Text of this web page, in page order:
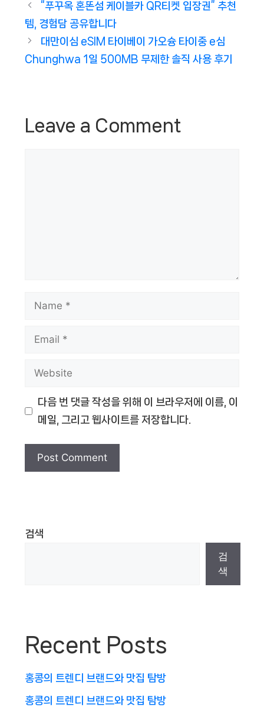
“푸꾸옥 혼똔섬 케이블카 QR티켓 입장권” 추천
템, 경험담 공유합니다
대만이심 eSIM 타이베이 가오슝 타이중 e심
Chunghwa 1일 500MB 무제한 솔직 사용 후기
Leave a Comment
Name
Email
Website
다음 번 댓글 작성을 위해 이 브라우저에 이름, 이
메일, 그리고 웹사이트를 저장합니다.
검색
검
색
Recent Posts
홍콩의 트렌디 브랜드와 맛집 탐방
홍콩의 트렌디 브랜드와 맛집 탐방